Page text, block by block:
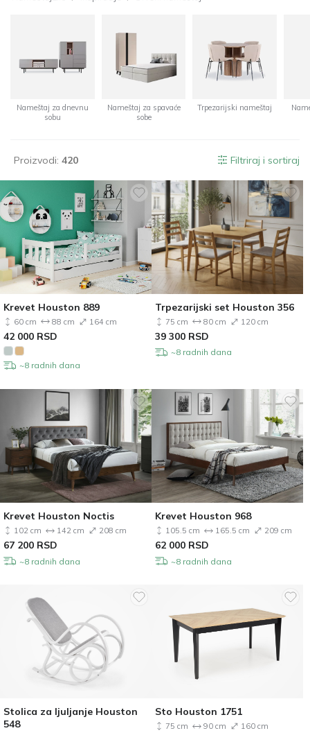
Nameštaj za dnevnu
sobu
Nameštaj za spavaće
sobe
Trpezarijski nameštaj
Proizvodi: 420 Filtriraj i sortiraj
Krevet Houston 889
60 cm 88 cm 164 cm
42 000 RSD
~8 radnih dana
Trpezarijski set Houston 356
75 cm 80 cm 120 cm
39 300 RSD
~8 radnih dana
Krevet Houston Noctis
102 cm 142 cm 208 cm
67 200 RSD
~8 radnih dana
Krevet Houston 968
105.5 cm 165.5 cm 209 cm
62 000 RSD
~8 radnih dana
Stolica za ljuljanje Houston
548
Sto Houston 1751
75 cm 90 cm 160 cm